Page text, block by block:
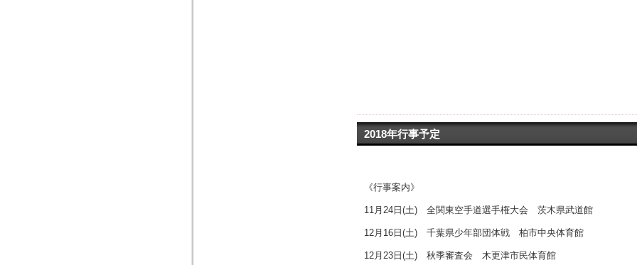
2018年行事予定
《行事案内》
11月24日(土) 全関東空手道選手権大会 茨木県武道館
12月16日(土) 千葉県少年部団体戦 柏市中央体育館
12月23日(土) 秋季審査会 木更津市民体育館